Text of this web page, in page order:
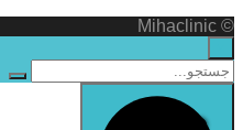
© Mihaclinic